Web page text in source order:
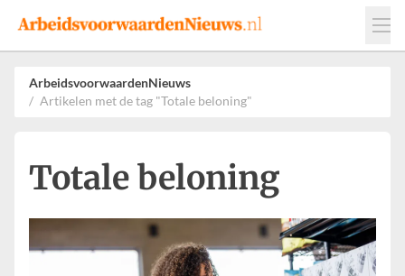
Events
Adverteren
Leveranciers
Werkgevers
ArbeidsvoorwaardenNieuws
Artikelen met de tag "Totale beloning"
Totale beloning